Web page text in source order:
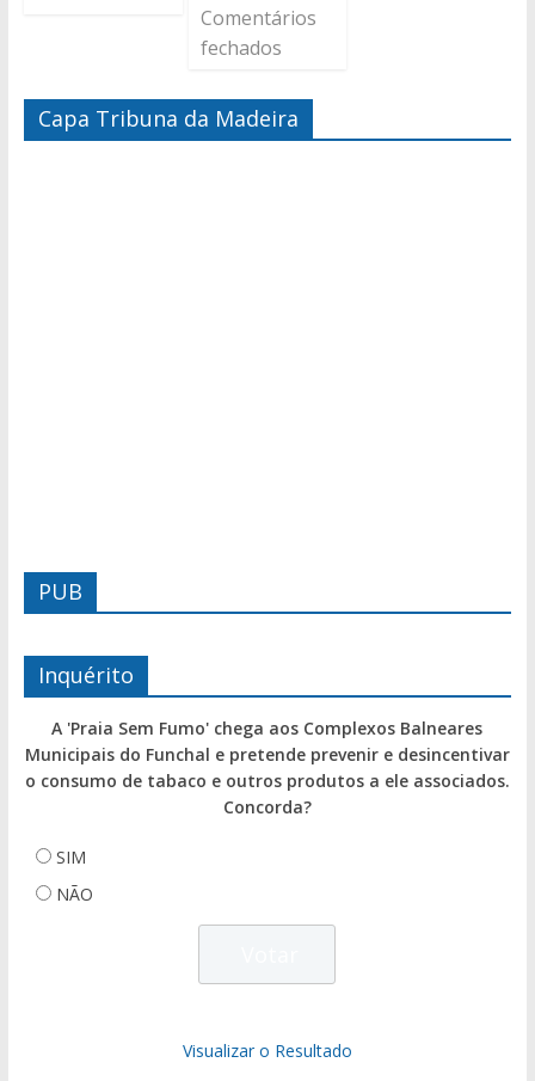
Comentários
fechados
Capa Tribuna da Madeira
PUB
Inquérito
A 'Praia Sem Fumo' chega aos Complexos Balneares
Municipais do Funchal e pretende prevenir e desincentivar
o consumo de tabaco e outros produtos a ele associados.
Concorda?
SIM
NÃO
Visualizar o Resultado